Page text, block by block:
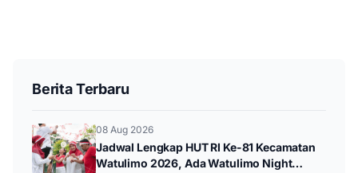
Berita Terbaru
08 Aug 2026
Jadwal Lengkap HUT RI Ke-81 Kecamatan
Watulimo 2026, Ada Watulimo Night